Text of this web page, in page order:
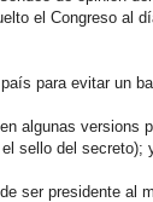
el Congreso al
para evitar un
algunas versions
sello del secreto);
ser presidente al